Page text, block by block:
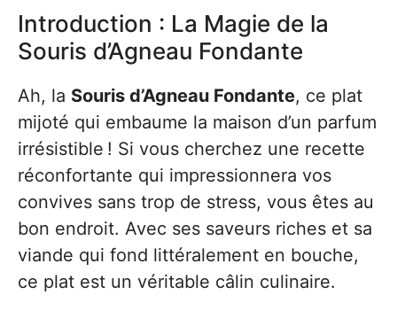
Introduction : La Magie de la
Souris d’Agneau Fondante
Ah, la Souris d’Agneau Fondante, ce plat
mijoté qui embaume la maison d’un parfum
irrésistible ! Si vous cherchez une recette
réconfortante qui impressionnera vos
convives sans trop de stress, vous êtes au
bon endroit. Avec ses saveurs riches et sa
viande qui fond littéralement en bouche,
ce plat est un véritable câlin culinaire.